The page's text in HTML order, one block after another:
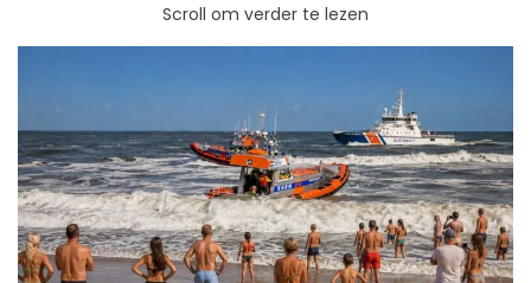
Scroll om verder te lezen